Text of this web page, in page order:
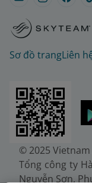
Sơ đồ trangLiên
© 2025 Vietnam
Tổng công ty
Nguyễn Sơn,